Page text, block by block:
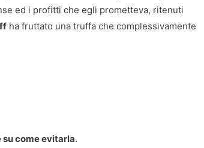
ed i profitti che egli prometteva, ritenuti
ha fruttato una truffa che complessivamente
come evitarla.